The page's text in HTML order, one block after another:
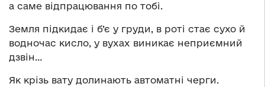
а саме відпрацювання по тобі.
Земля підкидає і б’є у груди, в роті стає сухо й
водночас кисло, у вухах виникає неприємний
дзвін…
Як крізь вату долинають автоматні черги.